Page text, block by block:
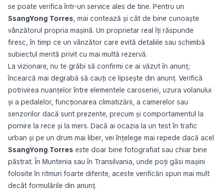
se poate verifica într-un service ales de tine. Pentru un
SsangYong Torres, mai contează și cât de bine cunoaște
vânzătorul propria mașină. Un proprietar real îți răspunde
firesc, în timp ce un vânzător care evită detaliile sau schimbă
subiectul merită privit cu mai multă rezervă.
La vizionare, nu te grăbi să confirmi ce ai văzut în anunț;
încearcă mai degrabă să cauți ce lipsește din anunț. Verifică
potrivirea nuanțelor între elementele caroseriei, uzura volanului
și a pedalelor, funcționarea climatizării, a camerelor sau
senzorilor dacă sunt prezente, precum și comportamentul la
pornire la rece și la mers. Dacă ai ocazia la un test în trafic
urban și pe un drum mai liber, vei înțelege mai repede dacă acel
SsangYong Torres este doar bine fotografiat sau chiar bine
păstrat. În Muntenia sau în Transilvania, unde poți găsi mașini
folosite în ritmuri foarte diferite, aceste verificări spun mai mult
decât formulările din anunț.